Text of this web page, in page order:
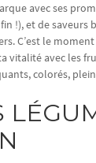
avec ses
!), et de saveurs
C’est le
vitalité avec les
colorés,